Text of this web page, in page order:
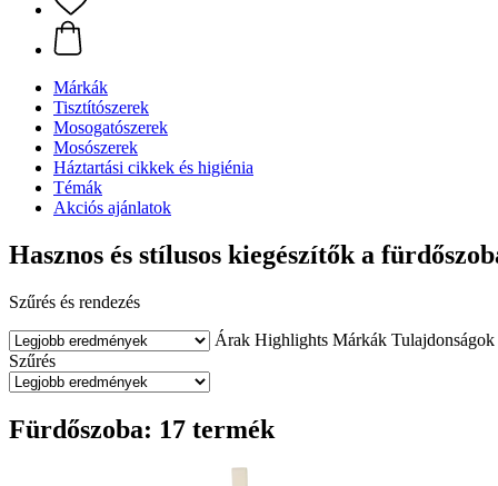
Márkák
Tisztítószerek
Mosogatószerek
Mosószerek
Háztartási cikkek és higiénia
Témák
Akciós ajánlatok
Hasznos és stílusos kiegészítők a
Szűrés és rendezés
Árak Highlights Márkák Tulajdonságok
Szűrés
Fürdőszoba: 17 termék